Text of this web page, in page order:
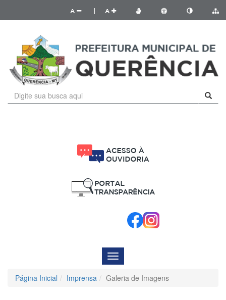
A A
Menu
de
Navegação
Página Inicial Imprensa Galeria de Imagens